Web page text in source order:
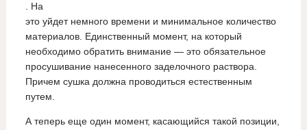
. На
это уйдет немного времени и минимальное количество
материалов. Единственный момент, на который
необходимо обратить внимание — это обязательное
просушивание нанесенного заделочного раствора.
Причем сушка должна проводиться естественным
путем.
А теперь еще один момент, касающийся такой позиции,